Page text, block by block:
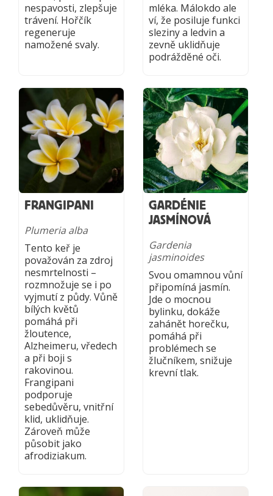
nespavosti, zlepšuje
trávení. Hořčík
regeneruje
namožené svaly.
mléka. Málokdo ale
ví, že posiluje funkci
sleziny a ledvin a
zevně uklidňuje
podrážděné oči.
FRANGIPANI
Plumeria alba
Tento keř je
považován za zdroj
nesmrtelnosti –
rozmnožuje se i po
vyjmutí z půdy. Vůně
bílých květů
pomáhá při
žloutence,
Alzheimeru, vředech
a při boji s
rakovinou.
Frangipani
podporuje
sebedůvěru, vnitřní
klid, uklidňuje.
Zároveň může
působit jako
afrodiziakum.
GARDÉNIE
JASMÍNOVÁ
Gardenia
jasminoides
Svou omamnou vůní
připomíná jasmín.
Jde o mocnou
bylinku, dokáže
zahánět horečku,
pomáhá při
problémech se
žlučníkem, snižuje
krevní tlak.